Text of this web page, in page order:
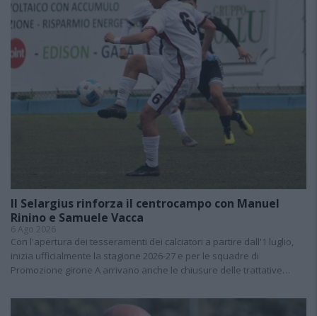
Il Selargius rinforza il centrocampo con Manuel
Rinino e Samuele Vacca
6 Ago 2026
Con l'apertura dei tesseramenti dei calciatori a partire dall'1 luglio,
inizia ufficialmente la stagione 2026-27 e per le squadre di
Promozione girone A arrivano anche le chiusure delle trattative…